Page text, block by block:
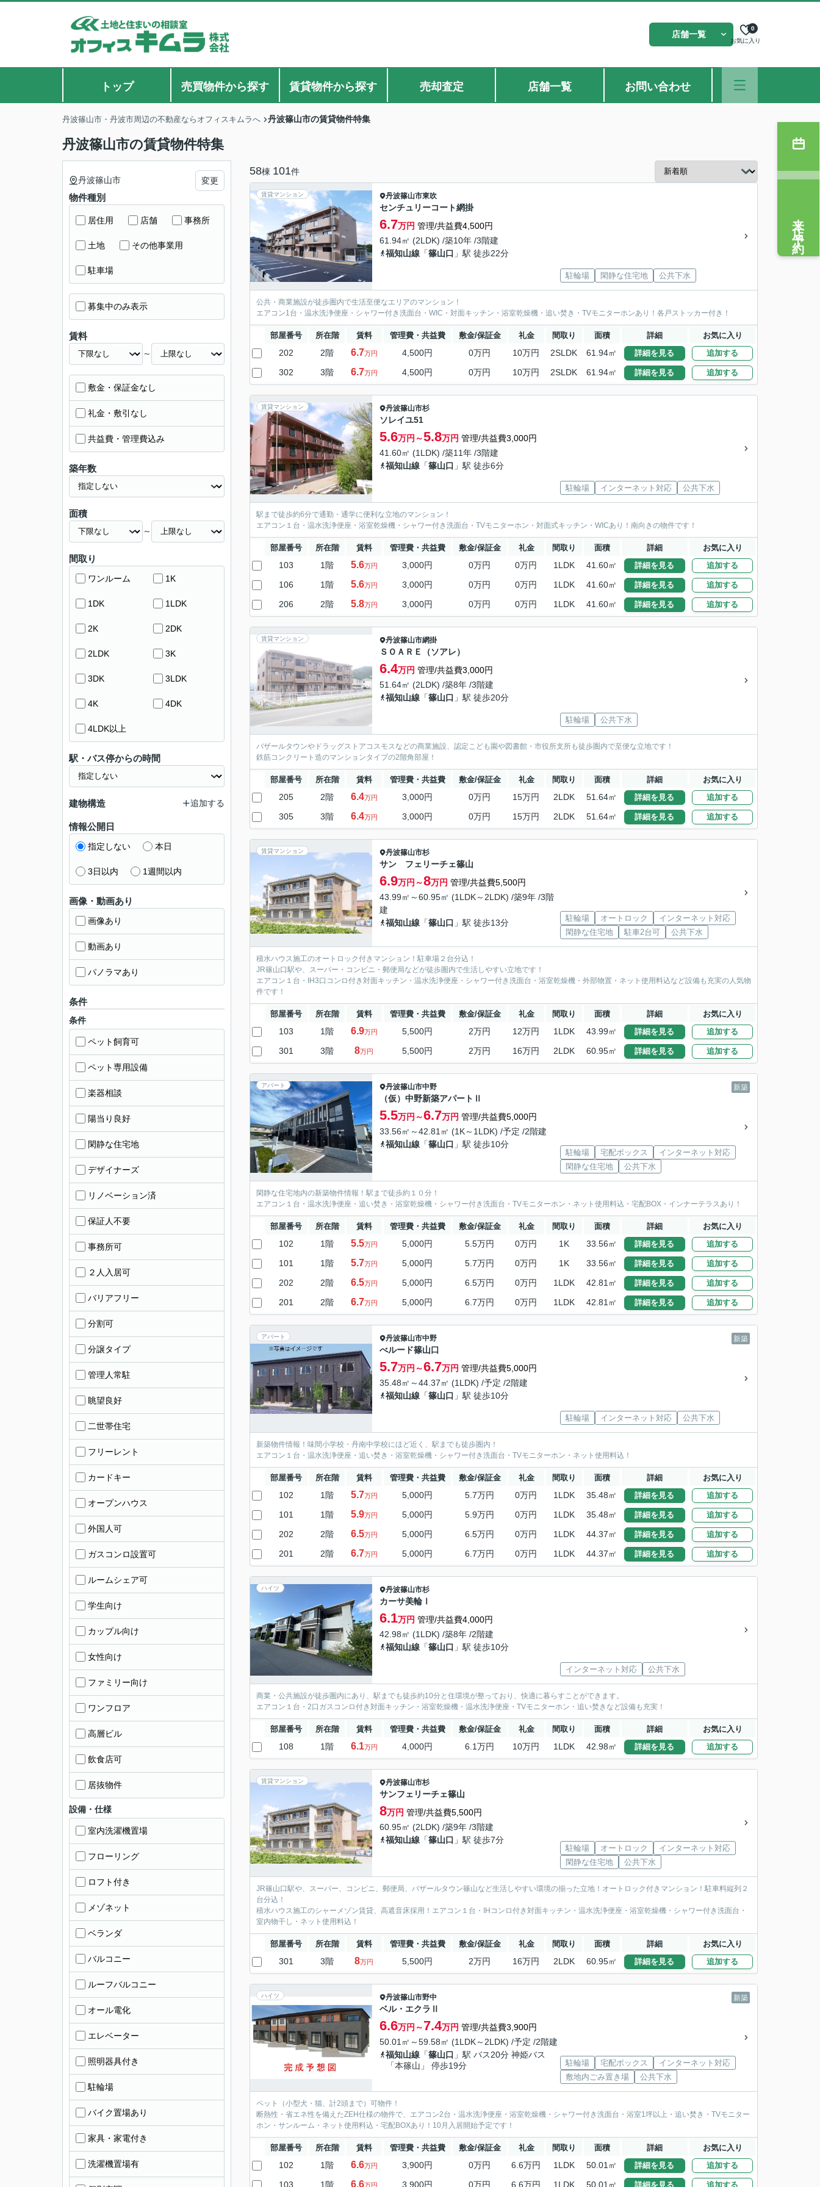
店舗一覧
お気に入り
0
トップ 売買物件から探す 賃貸物件から探す 売却査定 店舗一覧 お問い合わせ
丹波篠山市・丹波市周辺の不動産ならオフィスキムラへ 丹波篠山市の賃貸物件特集
丹波篠山市の賃貸物件特集
58棟 101件
賃貸マンション 丹波篠山市東吹
センチュリーコート網掛
6.7万円 管理/共益費4,500円
61.94㎡ (2LDK) /築10年 /3階建
福知山線 「篠山口 」駅 徒歩22分
駐輪場 閑静な住宅地 公共下水
公共・商業施設が徒歩圏内で生活至便なエリアのマンション！
エアコン1台・温水洗浄便座・シャワー付き洗面台・WIC・対面キッチン・浴室乾燥機・追い焚き・TVモニターホンあり！各戸ストッカー付き！
部屋番号 所在階 賃料 管理費・共益費 敷金/保証金 礼金 間取り 面積 詳細 お気に入り
202 2階 6.7万円 4,500円 0万円 10万円 2SLDK 61.94㎡ 詳細を見る 追加する
302 3階 6.7万円 4,500円 0万円 10万円 2SLDK 61.94㎡ 詳細を見る 追加する
賃貸マンション 丹波篠山市杉
ソレイユ51
5.6万円～5.8万円 管理/共益費3,000円
41.60㎡ (1LDK) /築11年 /3階建
福知山線 「篠山口 」駅 徒歩6分
駐輪場 インターネット対応 公共下水
駅まで徒歩約6分で通勤・通学に便利な立地のマンション！
エアコン１台・温水洗浄便座・浴室乾燥機・シャワー付き洗面台・TVモニターホン・対面式キッチン・WICあり！南向きの物件です！
部屋番号 所在階 賃料 管理費・共益費 敷金/保証金 礼金 間取り 面積 詳細 お気に入り
103 1階 5.6万円 3,000円 0万円 0万円 1LDK 41.60㎡ 詳細を見る 追加する
106 1階 5.6万円 3,000円 0万円 0万円 1LDK 41.60㎡ 詳細を見る 追加する
206 2階 5.8万円 3,000円 0万円 0万円 1LDK 41.60㎡ 詳細を見る 追加する
賃貸マンション 丹波篠山市網掛
ＳＯＡＲＥ（ソアレ）
6.4万円 管理/共益費3,000円
51.64㎡ (2LDK) /築8年 /3階建
福知山線 「篠山口 」駅 徒歩20分
駐輪場 公共下水
バザールタウンやドラッグストアコスモスなどの商業施設、認定こども園や図書館・市役所支所も徒歩圏内で至便な立地です！
鉄筋コンクリート造のマンションタイプの2階角部屋！
部屋番号 所在階 賃料 管理費・共益費 敷金/保証金 礼金 間取り 面積 詳細 お気に入り
205 2階 6.4万円 3,000円 0万円 15万円 2LDK 51.64㎡ 詳細を見る 追加する
305 3階 6.4万円 3,000円 0万円 15万円 2LDK 51.64㎡ 詳細を見る 追加する
賃貸マンション 丹波篠山市杉
サン フェリーチェ篠山
6.9万円～8万円 管理/共益費5,500円
43.99㎡～60.95㎡ (1LDK～2LDK) /築9年 /3階
建
福知山線 「篠山口 」駅 徒歩13分 駐輪場 オートロック
インターネット対応
閑静な住宅地
駐車2台可 公共下水
積水ハウス施工のオートロック付きマンション！駐車場２台分込！
JR篠山口駅や、スーパー・コンビニ・郵便局などが徒歩圏内で生活しやすい立地です！
エアコン１台・IH3口コンロ付き対面キッチン・温水洗浄便座・シャワー付き洗面台・浴室乾燥機・外部物置・ネット使用料込など設備も充実の人気物
件です！
部屋番号 所在階 賃料 管理費・共益費 敷金/保証金 礼金 間取り 面積 詳細 お気に入り
103 1階 6.9万円 5,500円 2万円 12万円 1LDK 43.99㎡ 詳細を見る 追加する
301 3階 8万円 5,500円 2万円 16万円 2LDK 60.95㎡ 詳細を見る 追加する
アパート 新築
丹波篠山市中野
（仮）中野新築アパートⅡ
5.5万円～6.7万円 管理/共益費5,000円
33.56㎡～42.81㎡ (1K～1LDK) /予定 /2階建
福知山線 「篠山口 」駅 徒歩10分
駐輪場 宅配ボックス
インターネット対応
閑静な住宅地
公共下水
閑静な住宅地内の新築物件情報！駅まで徒歩約１０分！
エアコン１台・温水洗浄便座・追い焚き・浴室乾燥機・シャワー付き洗面台・TVモニターホン・ネット使用料込・宅配BOX・インナーテラスあり！
部屋番号 所在階 賃料 管理費・共益費 敷金/保証金 礼金 間取り 面積 詳細 お気に入り
102 1階 5.5万円 5,000円 5.5万円 0万円 1K 33.56㎡ 詳細を見る 追加する
101 1階 5.7万円 5,000円 5.7万円 0万円 1K 33.56㎡ 詳細を見る 追加する
202 2階 6.5万円 5,000円 6.5万円 0万円 1LDK 42.81㎡ 詳細を見る 追加する
201 2階 6.7万円 5,000円 6.7万円 0万円 1LDK 42.81㎡ 詳細を見る 追加する
アパート 新築
丹波篠山市中野
べルード篠山口
5.7万円～6.7万円 管理/共益費5,000円
35.48㎡～44.37㎡ (1LDK) /予定 /2階建
福知山線 「篠山口 」駅 徒歩10分
駐輪場 インターネット対応 公共下水
新築物件情報！味間小学校・丹南中学校にほど近く、駅までも徒歩圏内！
エアコン１台・温水洗浄便座・追い焚き・浴室乾燥機・シャワー付き洗面台・TVモニターホン・ネット使用料込！
部屋番号 所在階 賃料 管理費・共益費 敷金/保証金 礼金 間取り 面積 詳細 お気に入り
102 1階 5.7万円 5,000円 5.7万円 0万円 1LDK 35.48㎡ 詳細を見る 追加する
101 1階 5.9万円 5,000円 5.9万円 0万円 1LDK 35.48㎡ 詳細を見る 追加する
202 2階 6.5万円 5,000円 6.5万円 0万円 1LDK 44.37㎡ 詳細を見る 追加する
201 2階 6.7万円 5,000円 6.7万円 0万円 1LDK 44.37㎡ 詳細を見る 追加する
ハイツ 丹波篠山市杉
カーサ美輪Ⅰ
6.1万円 管理/共益費4,000円
42.98㎡ (1LDK) /築8年 /2階建
福知山線 「篠山口 」駅 徒歩10分
インターネット対応 公共下水
商業・公共施設が徒歩圏内にあり、駅までも徒歩約10分と住環境が整っており、快適に暮らすことができます。
エアコン１台・2口ガスコンロ付き対面キッチン・浴室乾燥機・温水洗浄便座・TVモニターホン・追い焚きなど設備も充実！
部屋番号 所在階 賃料 管理費・共益費 敷金/保証金 礼金 間取り 面積 詳細 お気に入り
108 1階 6.1万円 4,000円 6.1万円 10万円 1LDK 42.98㎡ 詳細を見る 追加する
賃貸マンション 丹波篠山市杉
サンフェリーチェ篠山
8万円 管理/共益費5,500円
60.95㎡ (2LDK) /築9年 /3階建
福知山線 「篠山口 」駅 徒歩7分
駐輪場 オートロック
インターネット対応
閑静な住宅地
公共下水
JR篠山口駅や、スーパー、コンビニ、郵便局、バザールタウン篠山など生活しやすい環境の揃った立地！オートロック付きマンション！駐車料縦列２
台分込！
積水ハウス施工のシャーメゾン賃貸、高遮音床採用！エアコン１台・IHコンロ付き対面キッチン・温水洗浄便座・浴室乾燥機・シャワー付き洗面台・
室内物干し・ネット使用料込！
部屋番号 所在階 賃料 管理費・共益費 敷金/保証金 礼金 間取り 面積 詳細 お気に入り
301 3階 8万円 5,500円 2万円 16万円 2LDK 60.95㎡ 詳細を見る 追加する
ハイツ 新築
丹波篠山市野中
ベル・エクラⅡ
6.6万円～7.4万円 管理/共益費3,900円
50.01㎡～59.58㎡ (1LDK～2LDK) /予定 /2階建
福知山線 「篠山口 」駅 バス20分 神姫バス
「本篠山」 停歩19分
駐輪場 宅配ボックス
インターネット対応
敷地内ごみ置き場
公共下水
ペット（小型犬・猫、計2頭まで）可物件！
断熱性・省エネ性を備えたZEH仕様の物件で、エアコン2台・温水洗浄便座・浴室乾燥機・シャワー付き洗面台・浴室1坪以上・追い焚き・TVモニター
ホン・サンルーム・ネット使用料込・宅配BOXあり！10月入居開始予定です！
部屋番号 所在階 賃料 管理費・共益費 敷金/保証金 礼金 間取り 面積 詳細 お気に入り
102 1階 6.6万円 3,900円 0万円 6.6万円 1LDK 50.01㎡ 詳細を見る 追加する
103 1階 6.6万円 3,900円 0万円 6.6万円 1LDK 50.01㎡ 詳細を見る 追加する
丹波篠山市 変更
物件種別
居住用 店舗 事務所
土地 その他事業用
駐車場
募集中のみ表示
賃料
～
敷金・保証金なし
礼金・敷引なし
共益費・管理費込み
築年数
面積
～
間取り
ワンルーム 1K
1DK 1LDK
2K 2DK
2LDK 3K
3DK 3LDK
4K 4DK
4LDK以上
駅・バス停からの時間
建物構造 追加する
情報公開日
指定しない 本日
3日以内 1週間以内
画像・動画あり
画像あり
動画あり
パノラマあり
条件
条件
ペット飼育可
ペット専用設備
楽器相談
陽当り良好
閑静な住宅地
デザイナーズ
リノベーション済
保証人不要
事務所可
２人入居可
バリアフリー
分割可
分譲タイプ
管理人常駐
眺望良好
二世帯住宅
フリーレント
カードキー
オープンハウス
外国人可
ガスコンロ設置可
ルームシェア可
学生向け
カップル向け
女性向け
ファミリー向け
ワンフロア
高層ビル
飲食店可
居抜物件
設備・仕様
室内洗濯機置場
フローリング
ロフト付き
メゾネット
ベランダ
バルコニー
ルーフバルコニー
オール電化
エレベーター
照明器具付き
駐輪場
バイク置場あり
家具・家電付き
洗濯機置場有
来店予約